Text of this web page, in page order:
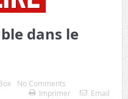
dans le
No Comments
Imprimer
Email